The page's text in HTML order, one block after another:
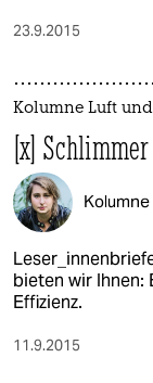
23.9.2015
Kolumne Luft
[x]
Kolumne
bieten wir Ihnen:
Effizienz.
11.9.2015